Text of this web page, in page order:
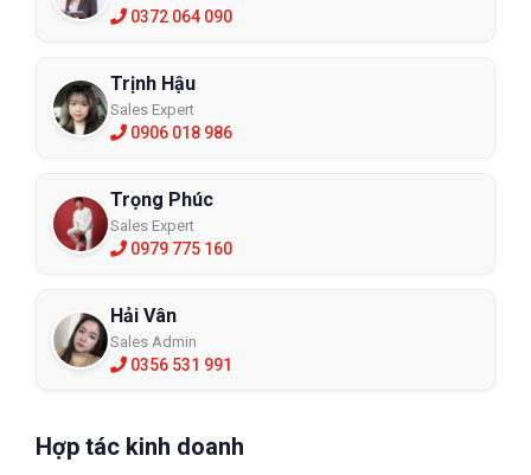
0372 064 090
Trịnh Hậu
Sales Expert
0906 018 986
Trọng Phúc
Sales Expert
0979 775 160
Hải Vân
Sales Admin
0356 531 991
Hợp tác kinh doanh